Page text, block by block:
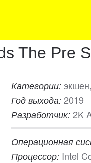
The Pre
Категории:
Год выхода: 2019
Разработчик: 2K
Операционная
Процессор: Intel